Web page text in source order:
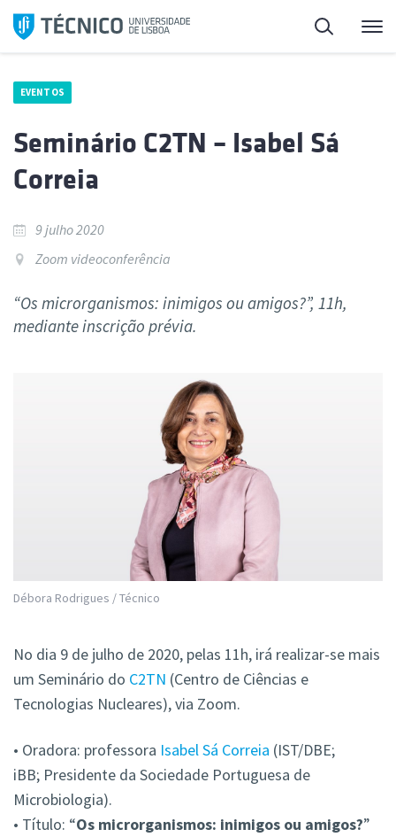
Saltar
para
Pesquisa
EVENTOS
Seminário C2TN – Isabel Sá
Correia
9 julho 2020
Zoom videoconferência
“Os microrganismos: inimigos ou amigos?”, 11h,
mediante inscrição prévia.
Débora Rodrigues / Técnico
No dia 9 de julho de 2020, pelas 11h, irá realizar-se mais
um Seminário do C2TN (Centro de Ciências e
Tecnologias Nucleares), via Zoom.
• Oradora: professora Isabel Sá Correia (IST/DBE;
iBB; Presidente da Sociedade Portuguesa de
Microbiologia).
• Título: “Os microrganismos: inimigos ou amigos?”